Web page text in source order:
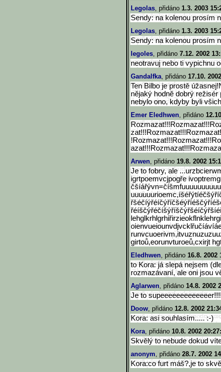
Legolas, přidáno 1.3. 2003
Sendy: na kolenou prosím
Legolas, přidáno 1.3. 2003
Sendy: na kolenou prosím
legoles, přidáno 7.12. 2002
neotravuj nebo ti vypichnu
Gandalfka, přidáno 17.10.
Ten Bilbo je prostě
nějaký hodně dobrý
nebylo ono, kdyby byli
Emer Eledhwen, přidáno
Arwen, přidáno 19.8. 2002
Je to fobry, ale
igrtpoemvcjpogře
lehglkrhlgrhiřirzieokflnklehrg
girtoů,eorunvturoeů,cxirjt
Eledhwen, přidáno 16.8. 2002
to Kora: já slepá nejsem
rozmazávaní, ale oni jsou
Aglarwen, přidáno 14.8. 2002
Je to
Doow, přidáno 12.8. 2002
Kora: asi souhlasím..... :-)
Kora, přidáno 10.8. 2002
Skvělý to nebude dokud
anonym, přidáno 28.7. 2002
Kora:co furt máš?,je to